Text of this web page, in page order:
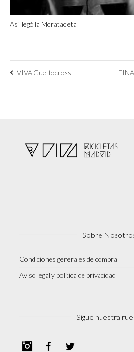
Así llegó la Moratacleta
VIVA Guettocross
Sobre
Condiciones generales de compra
Aviso legal y política de privacidad
Sigue nuestra
InstagramFacebook